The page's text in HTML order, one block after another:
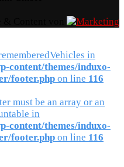
in
content/themes/induxo-
footer.php on line 116
must be an array or an
in
content/themes/induxo-
footer.php on line 116